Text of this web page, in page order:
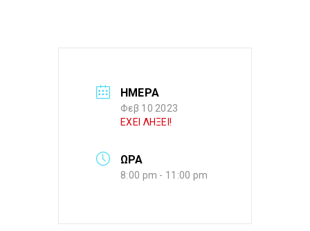
ΗΜΕΡΑ
Φεβ 10 2023
ΕΧΕΙ ΛΗΞΕΙ!
ΩΡΑ
8:00 pm - 11:00 pm